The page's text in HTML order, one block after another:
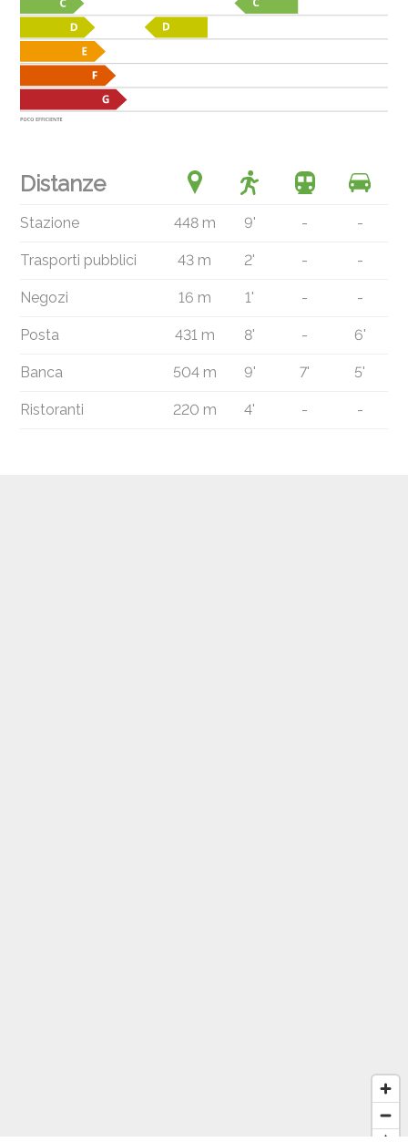
Distanze
Stazione 448 m 9' - -
Trasporti pubblici 43 m 2' - -
Negozi 16 m 1' - -
Posta 431 m 8' - 6'
Banca 504 m 9' 7' 5'
Ristoranti 220 m 4' - -